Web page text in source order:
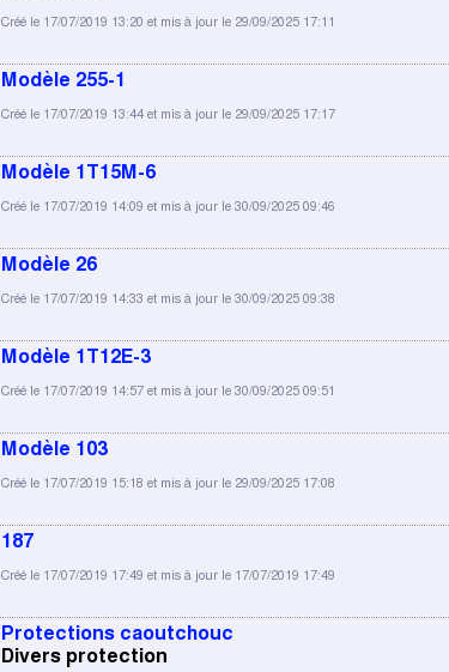
Créé le 17/07/2019 13:20 et mis à jour le 29/09/2025 17:11
Modèle 255-1
Créé le 17/07/2019 13:44 et mis à jour le 29/09/2025 17:17
Modèle 1T15M-6
Créé le 17/07/2019 14:09 et mis à jour le 30/09/2025 09:46
Modèle 26
Créé le 17/07/2019 14:33 et mis à jour le 30/09/2025 09:38
Modèle 1T12E-3
Créé le 17/07/2019 14:57 et mis à jour le 30/09/2025 09:51
Modèle 103
Créé le 17/07/2019 15:18 et mis à jour le 29/09/2025 17:08
187
Créé le 17/07/2019 17:49 et mis à jour le 17/07/2019 17:49
Protections caoutchouc
Divers protection